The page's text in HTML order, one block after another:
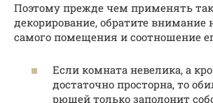
Поэтому прежде чем применять
декорирование, обратите внимание
самого помещения и соотношение
Если комната невелика, а
достаточно просторна, то
рюшей только заполонит